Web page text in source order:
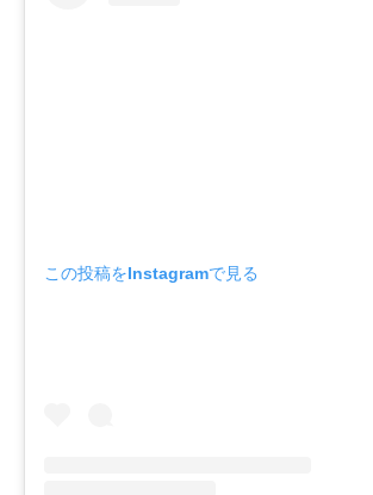
この投稿をInstagramで見る